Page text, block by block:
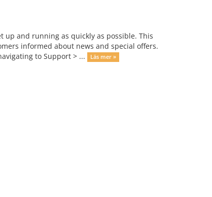
up and running as quickly as possible. This
informed about news and special offers.
to Support > ...
Läs mer »